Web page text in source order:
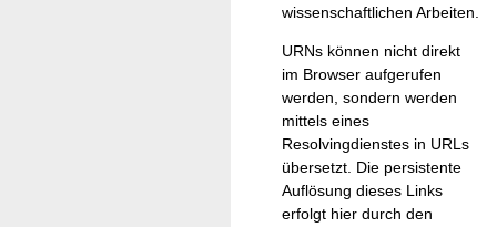
wissenschaftlichen Arbeiten.
URNs können nicht direkt
im Browser aufgerufen
werden, sondern werden
mittels eines
Resolvingdienstes in URLs
übersetzt. Die persistente
Auflösung dieses Links
erfolgt hier durch den